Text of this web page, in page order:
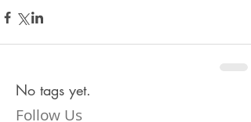
No tags yet.
Follow Us